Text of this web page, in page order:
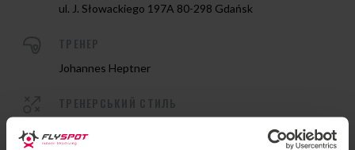
ul. J. Słowackiego 197A 80-298 Gdańsk
Johannes Heptner